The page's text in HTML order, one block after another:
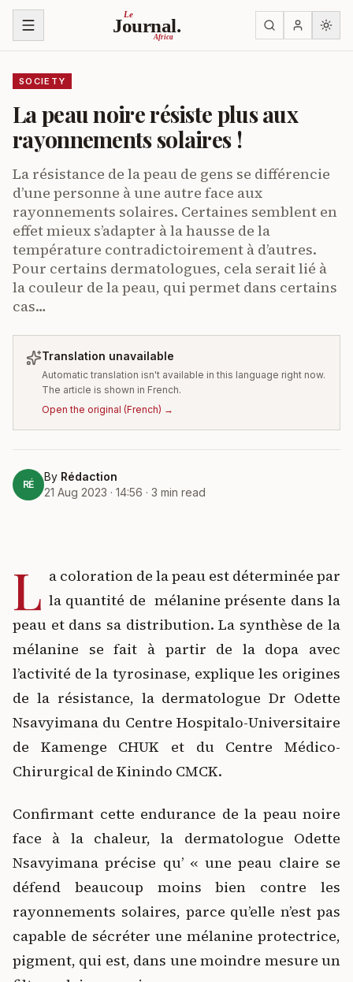
Skip to content Le
Journal.
Africa
SOCIETY
La peau noire résiste plus aux
rayonnements solaires !
La résistance de la peau de gens se différencie
d’une personne à une autre face aux
rayonnements solaires. Certaines semblent en
effet mieux s’adapter à la hausse de la
température contradictoirement à d’autres.
Pour certains dermatologues, cela serait lié à
la couleur de la peau, qui permet dans certains
cas…
Translation unavailable
Automatic translation isn't available in this language right now.
The article is shown in French.
Open the original (French) →
RÉ
By Rédaction
21 Aug 2023 · 14:56 · 3 min read
L a coloration de la peau est déterminée par
la quantité de mélanine présente dans la
peau et dans sa distribution. La synthèse de la
mélanine se fait à partir de la dopa avec
l’activité de la tyrosinase, explique les origines
de la résistance, la dermatologue Dr Odette
Nsavyimana du Centre Hospitalo-Universitaire
de Kamenge CHUK et du Centre Médico-
Chirurgical de Kinindo CMCK.
Confirmant cette endurance de la peau noire
face à la chaleur, la dermatologue Odette
Nsavyimana précise qu’ « une peau claire se
défend beaucoup moins bien contre les
rayonnements solaires, parce qu’elle n’est pas
capable de sécréter une mélanine protectrice,
pigment, qui est, dans une moindre mesure un